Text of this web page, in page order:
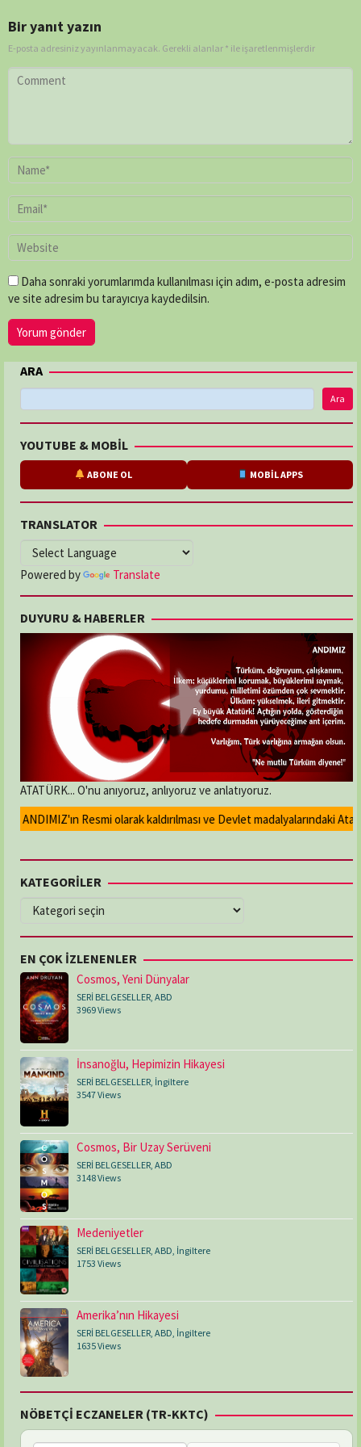
Bir yanıt yazın
E-posta adresiniz yayınlanmayacak. Gerekli alanlar * ile işaretlenmişlerdir
Daha sonraki yorumlarımda kullanılması için adım, e-posta adresim
ve site adresim bu tarayıcıya kaydedilsin.
ARA
Ara
YOUTUBE & MOBİL
ABONE OL MOBİL APPS
TRANSLATOR
Powered by Translate
DUYURU & HABERLER
ATATÜRK... O'nu anıyoruz, anlıyoruz ve anlatıyoruz.
Resmi olarak kaldırılması ve Devlet madalyalarındaki
KATEGORİLER
KATEGORİLER
EN ÇOK İZLENENLER
Cosmos, Yeni Dünyalar
SERİ BELGESELLER, ABD
3969 Views
İnsanoğlu, Hepimizin Hikayesi
SERİ BELGESELLER, İngiltere
3547 Views
Cosmos, Bir Uzay Serüveni
SERİ BELGESELLER ABD
3148 Views
Medeniyetler
SERİ BELGESELLER ABD İngiltere
1753 Views
Amerika’nın Hikayesi
SERİ BELGESELLER, ABD, İngiltere
1635 Views
NÖBETÇİ ECZANELER (TR-KKTC)